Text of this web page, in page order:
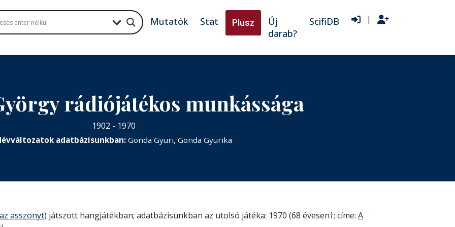
Mutatók Stat Plusz
Új
darab?
ScifiDB |
rádiójátékos munkássága
1902 - 1970
adatbázisunkban: Gonda Gyuri, Gonda Gyurika
asszonyt) játszott hangjátékban; adatbázisunkban az utolsó játéka: 1970 (68 évesen†; címe: A